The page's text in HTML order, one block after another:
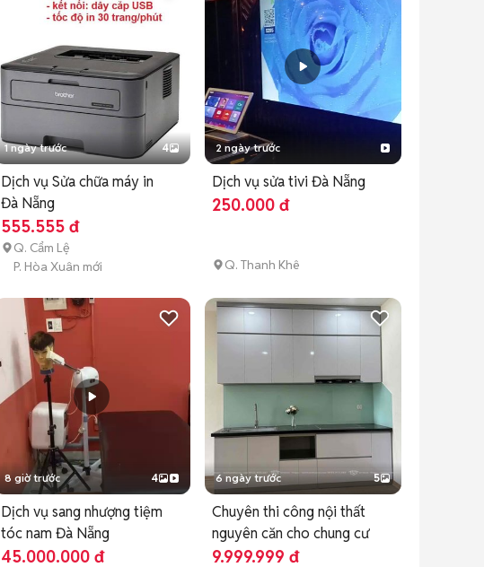
1 ngày trước 4
Dịch vụ Sửa chữa máy in
Đà Nẵng
555.555 đ
Q. Cẩm Lệ
P. Hòa Xuân mới
2 ngày trước
Dịch vụ sửa tivi Đà Nẵng
250.000 đ
Q. Thanh Khê
8 giờ trước 4
Dịch vụ sang nhượng tiệm
tóc nam Đà Nẵng
45.000.000 đ
6 ngày trước 5
Chuyên thi công nội thất
nguyên căn cho chung cư
9.999.999 đ